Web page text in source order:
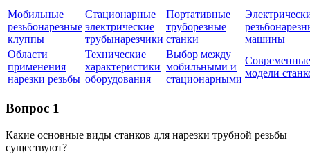
Мобильные
резьбонарезные
клуппы
Стационарные
электрические
трубынарезчики
Портативные
труборезные
станки
машины
Области
применения
нарезки резьбы
Технические
характеристики
оборудования
Выбор между
мобильными и
стационарными
Современные
модели
Вопрос 1
Какие основные виды станков для нарезки трубной резьбы
существуют?